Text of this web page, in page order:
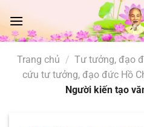
đến
nội
Trang chủ / Tư tưởng, đạo
cứu tư tưởng, đạo đức Hồ
Người kiến tạo